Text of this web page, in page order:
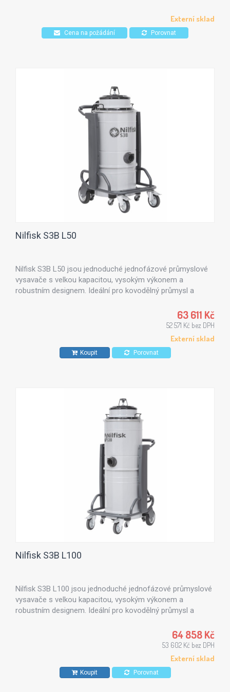
zásobní kapacitu v oblastech s omezeným prostorem.
Externí sklad
Cena na požádání Porovnat
Nilfisk S3B L50
Nilfisk S3B L50 jsou jednoduché jednofázové průmyslové
vysavače s velkou kapacitou, vysokým výkonem a
robustním designem. Ideální pro kovodělný průmysl a
63 611 Kč
52 571 Kč bez DPH
Externí sklad
Koupit Porovnat
Nilfisk S3B L100
Nilfisk S3B L100 jsou jednoduché jednofázové průmyslové
vysavače s velkou kapacitou, vysokým výkonem a
robustním designem. Ideální pro kovodělný průmysl a
64 858 Kč
53 602 Kč bez DPH
Externí sklad
Koupit Porovnat